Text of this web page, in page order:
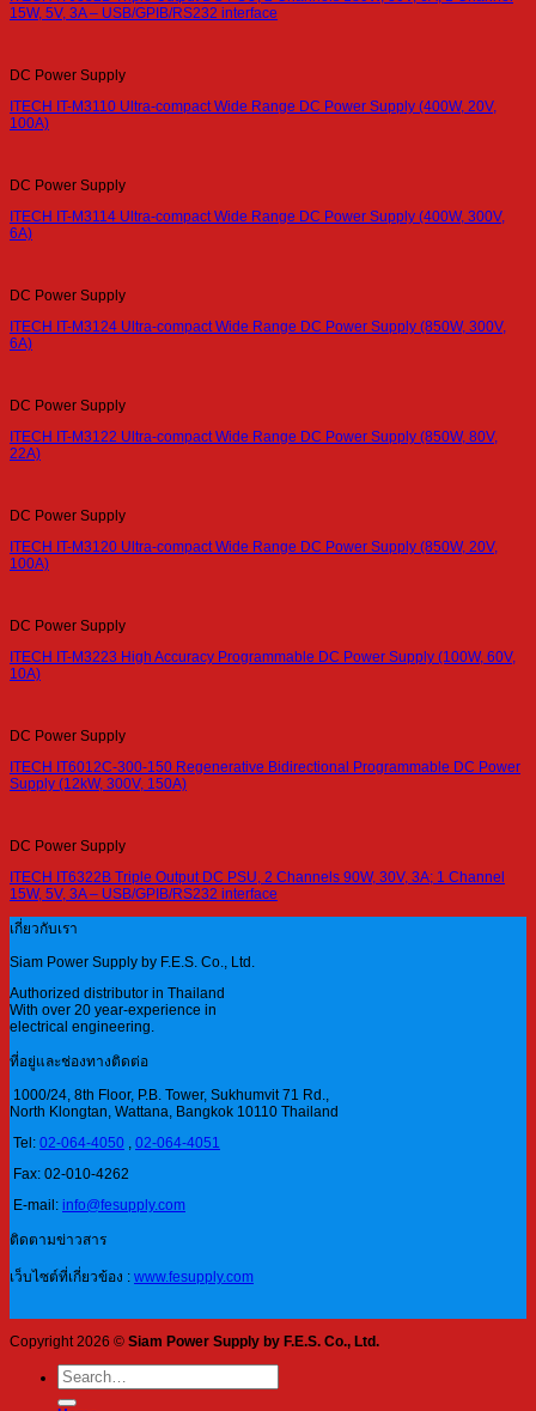
15W, 5V, 3A – USB/GPIB/RS232 interface
DC Power Supply
ITECH IT-M3110 Ultra-compact Wide Range DC Power Supply (400W, 20V,
100A)
DC Power Supply
ITECH IT-M3114 Ultra-compact Wide Range DC Power Supply (400W, 300V,
6A)
DC Power Supply
ITECH IT-M3124 Ultra-compact Wide Range DC Power Supply (850W, 300V,
6A)
DC Power Supply
ITECH IT-M3122 Ultra-compact Wide Range DC Power Supply (850W, 80V,
22A)
DC Power Supply
ITECH IT-M3120 Ultra-compact Wide Range DC Power Supply (850W, 20V,
100A)
DC Power Supply
ITECH IT-M3223 High Accuracy Programmable DC Power Supply (100W, 60V,
10A)
DC Power Supply
ITECH IT6012C-300-150 Regenerative Bidirectional Programmable DC Power
Supply (12kW, 300V, 150A)
DC Power Supply
ITECH IT6322B Triple Output DC PSU, 2 Channels 90W, 30V, 3A; 1 Channel
15W, 5V, 3A – USB/GPIB/RS232 interface
เกี่ยวกับเรา
Siam Power Supply by F.E.S. Co., Ltd.
Authorized distributor in Thailand
With over 20 year-experience in
electrical engineering.
ที่อยู่และช่องทางติดต่อ
1000/24, 8th Floor, P.B. Tower, Sukhumvit 71 Rd.,
North Klongtan, Wattana, Bangkok 10110 Thailand
Tel: 02-064-4050 , 02-064-4051
Fax: 02-010-4262
E-mail: info@fesupply.com
ติดตามข่าวสาร
เว็บไซต์ที่เกี่ยวข้อง : www.fesupply.com
Copyright 2026 © Siam Power Supply by F.E.S. Co., Ltd.
Search
for: